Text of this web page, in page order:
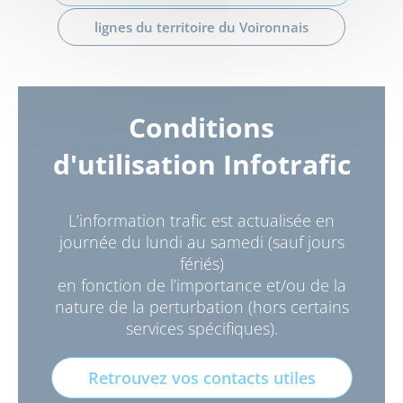
lignes du territoire du Voironnais
Conditions
d'utilisation Infotrafic
L’information trafic est actualisée en
journée du lundi au samedi (sauf jours
fériés)
en fonction de l’importance et/ou de la
nature de la perturbation (hors certains
services spécifiques).
Retrouvez vos contacts utiles